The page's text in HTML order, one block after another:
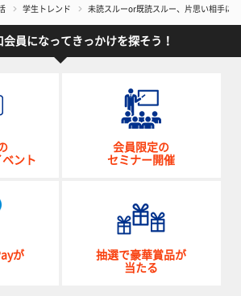
学生トレンド 未読スルーor既読スルー、片思い相手に
会員になってきっかけを探そう！
ベント
会員限定の
セミナー開催
が
抽選で豪華賞品が
当たる